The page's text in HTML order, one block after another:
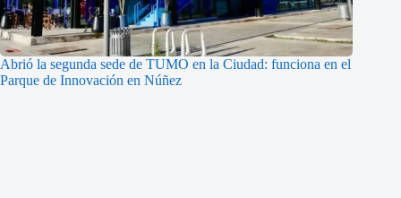
Abrió la segunda sede de TUMO en la Ciudad: funciona en el
Parque de Innovación en Núñez